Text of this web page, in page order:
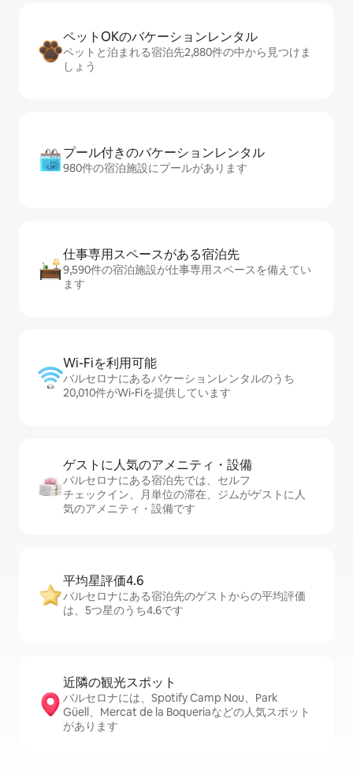
ペットOKのバ⁠ケ⁠ー⁠シ⁠ョ⁠ンレ⁠ン⁠タ⁠ル
ペットと泊まれる宿泊先2,880件の中から見つけま
しょう
プール付きのバ⁠ケ⁠ー⁠シ⁠ョ⁠ンレ⁠ン⁠タ⁠ル
980件の宿泊施設にプールがあります
仕事専用ス⁠ペ⁠ー⁠スがあ⁠る宿⁠泊⁠先
9,590件の宿泊施設が仕事専用スペースを備えてい
ます
Wi-Fiを利⁠用⁠可⁠能
バルセロナにあるバケーションレンタルのうち
20,010件がWi-Fiを提供しています
ゲストに人⁠気⁠のア⁠メ⁠ニ⁠テ⁠ィ・設⁠備
バルセロナにある宿泊先では、セ⁠ル⁠フ
チ⁠ェ⁠ッ⁠ク⁠イ⁠ン、月単位の滞在、ジムがゲストに人
気のアメニティ・設備です
平均星評価4.6
バルセロナにある宿泊先のゲストからの平均評価
は、5つ星のうち4.6です
近隣の観光ス⁠ポ⁠ッ⁠ト
バルセロナには、Spotify Camp Nou、Park
Güell、Mercat de la Boqueriaなどの人気スポット
があります